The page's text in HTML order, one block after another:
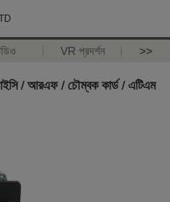
VR প্রদর্শন >>
/ আরএফ / চৌম্বক কার্ড / এটিএম